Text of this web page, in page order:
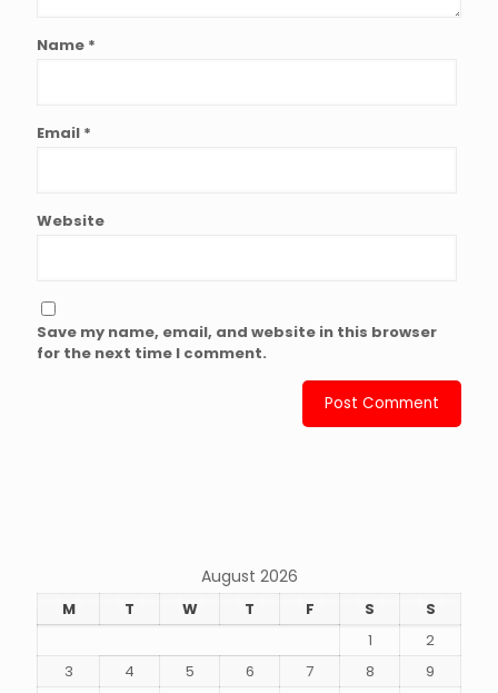
Name *
Email *
Website
Save my name, email, and website in this browser
for the next time I comment.
August 2026
M T W T F S
S
1
2
3
4 5 6 7 8
9